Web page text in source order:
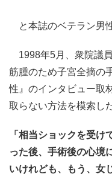
と本誌のベテラン男
1998年5月、衆院議
筋腫のため子宮全摘の
性』のインタビュー取
取らない方法を模索し
「相当ショックを受
った後、手術後の心境
いけれども、もう、女